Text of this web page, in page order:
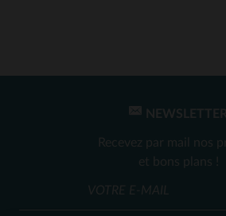
TAILLES DISPONIBLESNEWSLETTER
Recevez par mail nos
et bons plans !